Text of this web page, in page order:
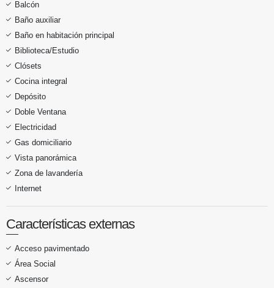
Balcón
Baño auxiliar
Baño en habitación principal
Biblioteca/Estudio
Clósets
Cocina integral
Depósito
Doble Ventana
Electricidad
Gas domiciliario
Vista panorámica
Zona de lavandería
Internet
Características externas
Acceso pavimentado
Área Social
Ascensor